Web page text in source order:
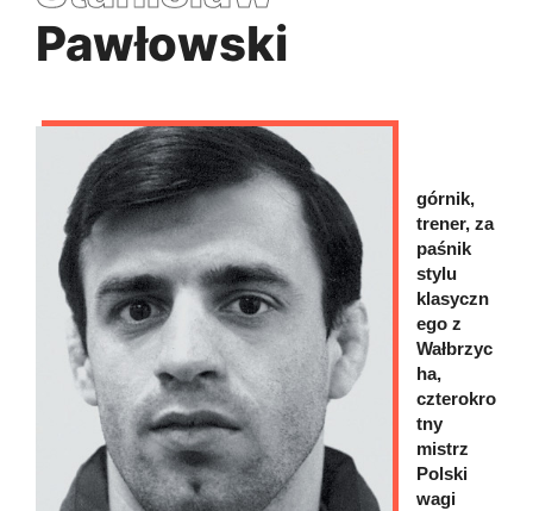
Pawłowski
górnik,
trener, za
paśnik
stylu
klasyczn
ego z
Wałbrzyc
ha,
czterokro
tny
mistrz
Polski
wagi